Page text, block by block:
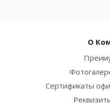
О
Сертификаты